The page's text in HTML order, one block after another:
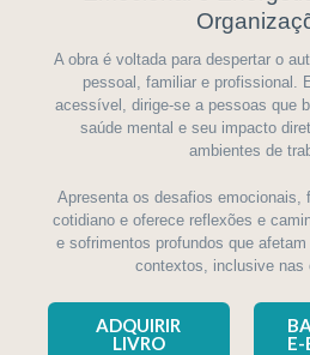
A obra é voltada para despertar o
pessoal, familiar e profissional.
acessível, dirige-se a pessoas que
saúde mental e seu impacto
ambientes de
Apresenta os desafios
cotidiano e oferece reflexões e
e sofrimentos profundos que
contextos, inclusive nas
ADQUIRIR
LIVRO
E-